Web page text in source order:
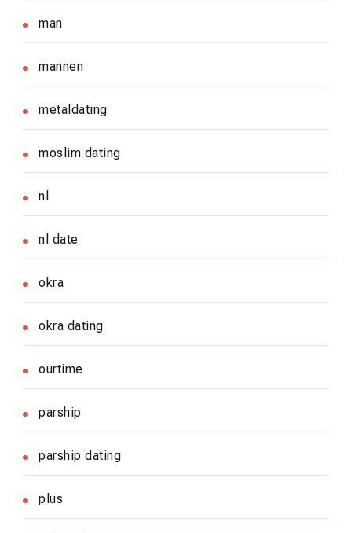
man
mannen
metaldating
moslim dating
nl
nl date
okra
okra dating
ourtime
parship
parship dating
plus